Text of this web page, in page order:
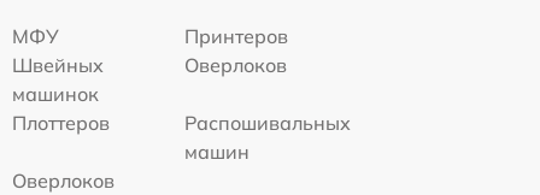
МФУ
Принтеров
Швейных
машинок
Оверлоков
Плоттеров
Распошивальных
машин
Оверлоков